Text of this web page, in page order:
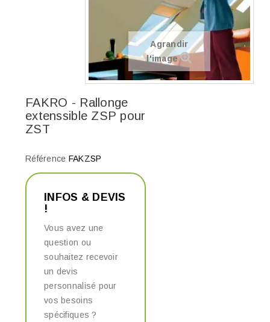
Agrandir
l'image
FAKRO - Rallonge
extenssible ZSP pour
ZST
Référence FAKZSP
INFOS & DEVIS
!
Vous avez une
question ou
souhaitez recevoir
un devis
personnalisé pour
vos besoins
spécifiques ?